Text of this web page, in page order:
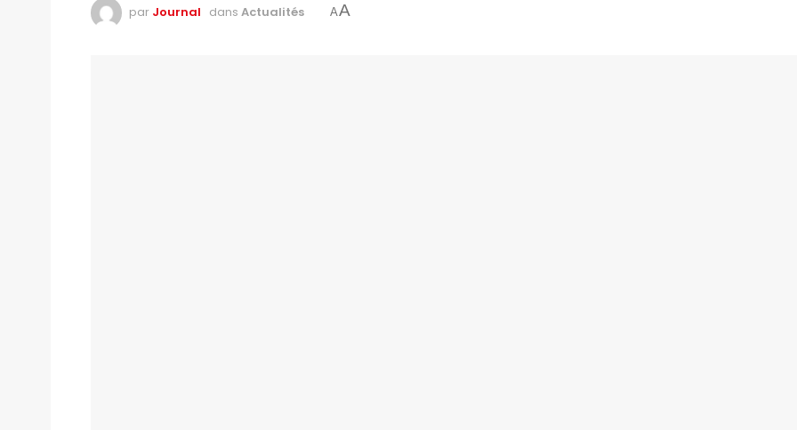
par Journal dans Actualités AA